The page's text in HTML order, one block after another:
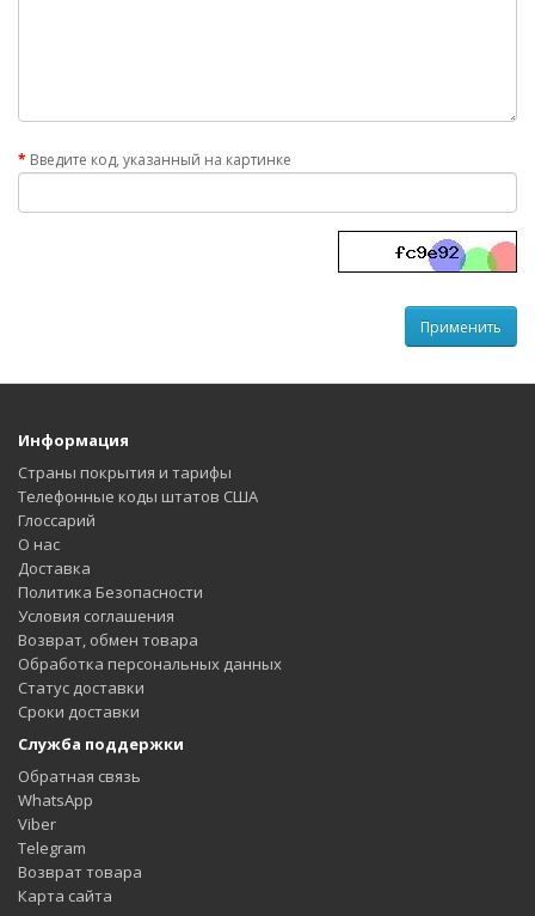
Введите код, указанный на картинке
Информация
Страны покрытия и тарифы
Телефонные коды штатов США
Глоссарий
О нас
Доставка
Политика Безопасности
Условия соглашения
Возврат, обмен товара
Обработка персональных данных
Статус доставки
Сроки доставки
Служба поддержки
Обратная связь
WhatsApp
Viber
Telegram
Возврат товара
Карта сайта